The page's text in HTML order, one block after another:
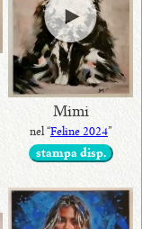
Mimi
nel “Feline 2024”
stampa disp.